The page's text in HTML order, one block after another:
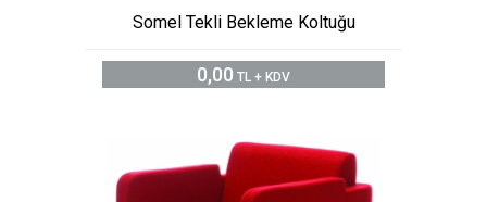
Somel Tekli Bekleme Koltuğu
0,00 TL + KDV